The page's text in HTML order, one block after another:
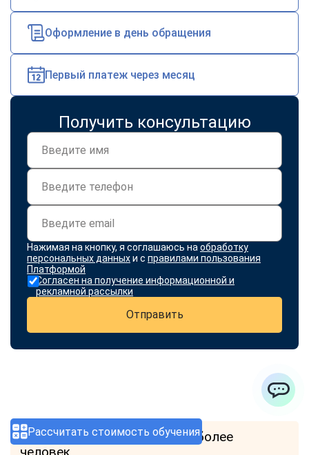
Рассчитать стоимость обучения
Оформление в день обращения
Первый платеж через месяц
Получить консультацию
Нажимая на кнопку, я соглашаюсь на обработку
персональных данныхи с правилами пользования
Платформой
Согласен на получение информационной и
рекламной рассылки
Отправить
Скидка при обращении 2-х и более
человек.
Max